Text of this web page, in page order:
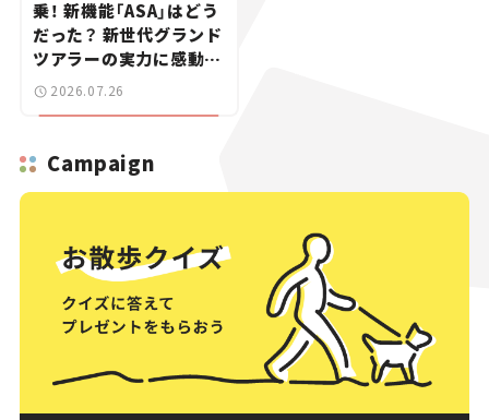
乗！ 新機能「ASA」はどう
だった？ 新世代グランド
ツアラーの実力に感動
【試乗レビュー】
2026.07.26
Campaign